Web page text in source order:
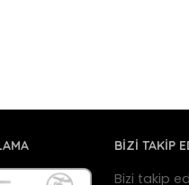
BİZİ TAKİP
Bizi takip